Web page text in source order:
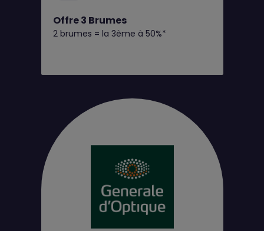
Offre 3 Brumes
2 brumes = la 3ème à 50%*